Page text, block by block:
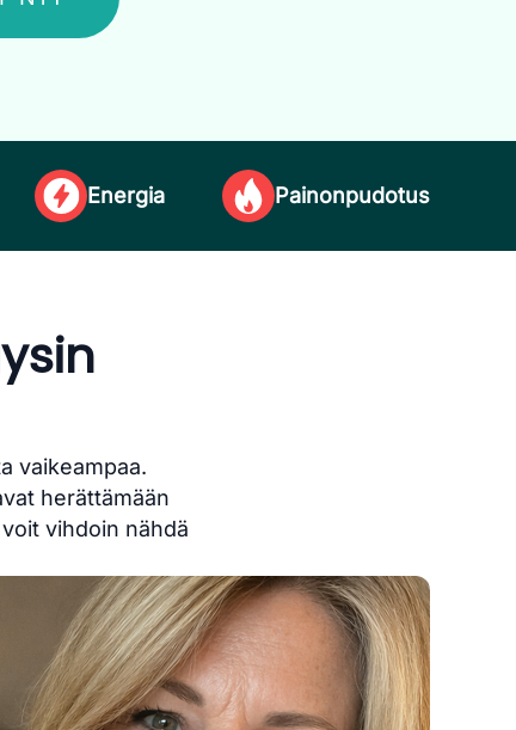
Energia Painonpudotus
vaikeampaa.
herättämään
vihdoin nähdä